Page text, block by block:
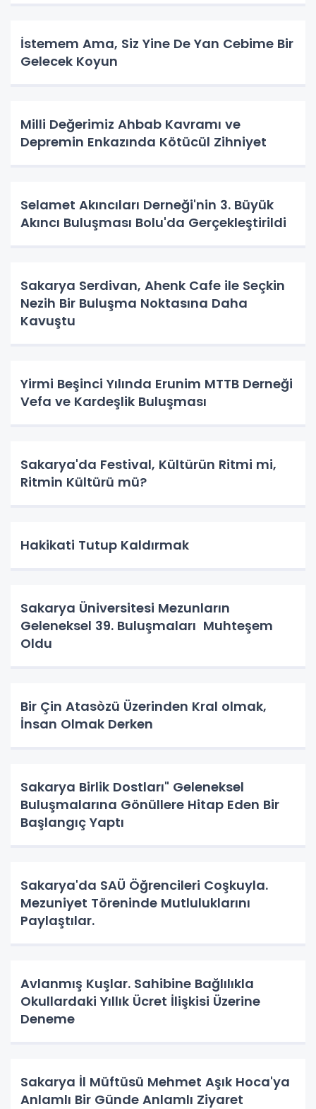
İstemem Ama, Siz Yine De Yan Cebime Bir
Gelecek Koyun
Milli Değerimiz Ahbab Kavramı ve
Depremin Enkazında Kötücül Zihniyet
Selamet Akıncıları Derneği'nin 3. Büyük
Akıncı Buluşması Bolu'da Gerçekleştirildi
Sakarya Serdivan, Ahenk Cafe ile Seçkin
Nezih Bir Buluşma Noktasına Daha
Kavuştu
Yirmi Beşinci Yılında Erunim MTTB Derneği
Vefa ve Kardeşlik Buluşması
Sakarya'da Festival, Kültürün Ritmi mi,
Ritmin Kültürü mü?
Hakikati Tutup Kaldırmak
Sakarya Üniversitesi Mezunların
Geleneksel 39. Buluşmaları Muhteşem
Oldu
Bir Çin Atasòzü Üzerinden Kral olmak,
İnsan Olmak Derken
Sakarya Birlik Dostları" Geleneksel
Buluşmalarına Gönüllere Hitap Eden Bir
Başlangıç Yaptı
Sakarya'da SAÜ Öğrencileri Coşkuyla.
Mezuniyet Töreninde Mutluluklarını
Paylaştılar.
Avlanmış Kuşlar. Sahibine Bağlılıkla
Okullardaki Yıllık Ücret İlişkisi Üzerine
Deneme
Sakarya İl Müftüsü Mehmet Aşık Hoca'ya
Anlamlı Bir Günde Anlamlı Ziyaret